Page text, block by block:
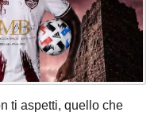
ti aspetti, quello che